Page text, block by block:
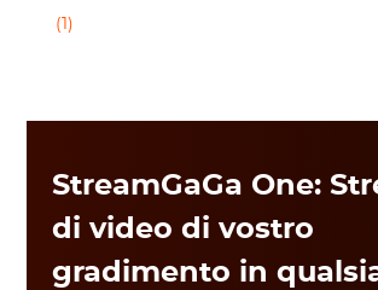
(1)
StreamGaGa One:
di video di vostro
gradimento in